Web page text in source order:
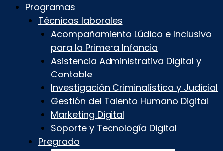
Programas
Técnicas laborales
Acompañamiento Lúdico e Inclusivo
para la Primera Infancia
Asistencia Administrativa Digital y
Contable
Investigación Criminalística y Judicial
Gestión del Talento Humano Digital
Marketing Digital
Soporte y Tecnología Digital
Pregrado